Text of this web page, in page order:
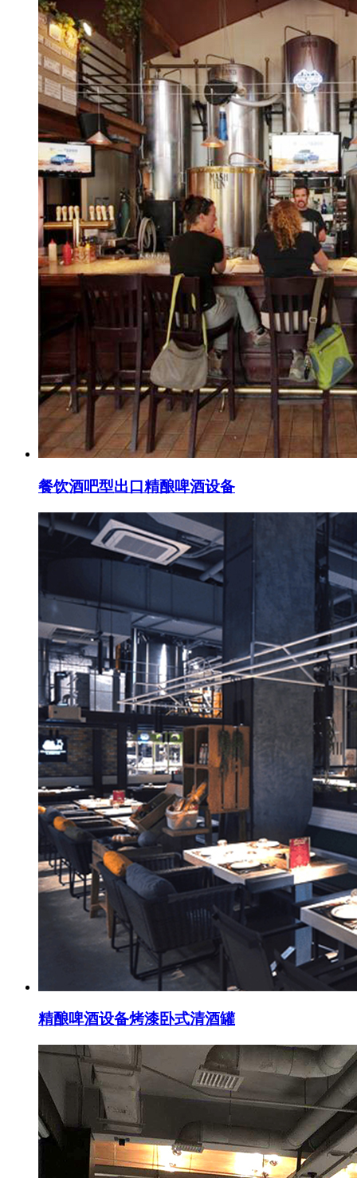
餐饮酒吧型出口精酿啤酒设备
精酿啤酒设备烤漆卧式清酒罐